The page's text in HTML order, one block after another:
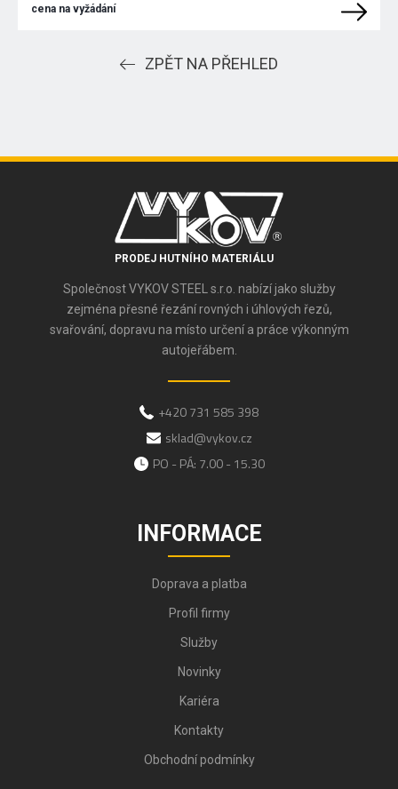
cena na vyžádání
ZPĚT NA PŘEHLED
PRODEJ HUTNÍHO MATERIÁLU
Společnost VYKOV STEEL s.r.o. nabízí jako služby
zejména přesné řezání rovných i úhlových řezů,
svařování, dopravu na místo určení a práce výkonným
autojeřábem.
+420 731 585 398
sklad@vykov.cz
PO - PÁ: 7.00 - 15.30
INFORMACE
Doprava a platba
Profil firmy
Služby
Novinky
Kariéra
Kontakty
Obchodní podmínky